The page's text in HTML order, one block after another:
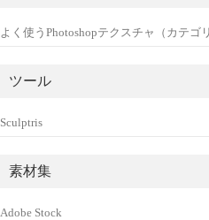
よく使うPhotoshopテクスチャ（カテゴ
ツール
Sculptris
素材集
Adobe Stock